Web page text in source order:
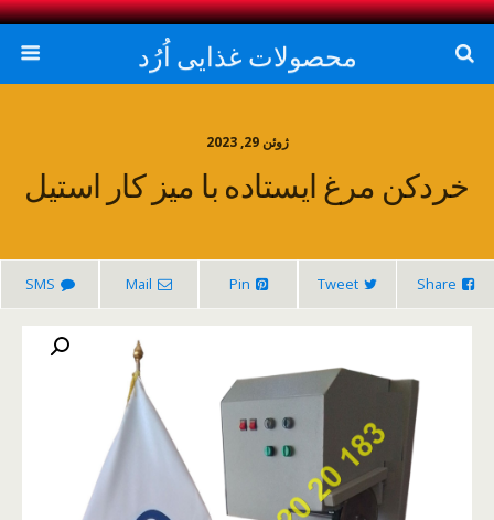
محصولات غذایی اُرُد
ژوئن 29, 2023
خردکن مرغ ایستاده با میز کار استیل
Share
Tweet
Pin
Mail
SMS